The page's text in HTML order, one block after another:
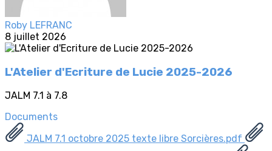
Roby LEFRANC
8 juillet 2026
L'Atelier d'Ecriture de Lucie 2025-2026
JALM 7.1 à 7.8
Documents
JALM 7.1 octobre 2025 texte libre Sorcières.pdf